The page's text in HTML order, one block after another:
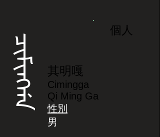
ᠴᡳᠮᡳᠩᡤᠠ
個人
其明嘎
Cimingga
Qi Ming Ga
性別
男